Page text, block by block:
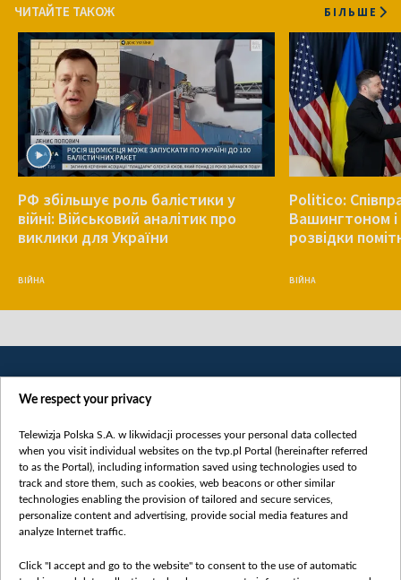
ЧИТАЙТЕ ТАКОЖ БІЛЬШЕ
РФ збільшує роль балістики у
війні: Військовий аналітик про
виклики для України
ВІЙНА
Politico:
Вашингтоном
розвідки
ВІЙНА
Категорії
Новини
Докладно
We respect your privacy
Telewizja Polska S.A. w likwidacji processes your personal data collected
when you visit individual websites on the tvp.pl Portal (hereinafter referred
to as the Portal), including information saved using technologies used to
track and store them, such as cookies, web beacons or other similar
technologies enabling the provision of tailored and secure services,
personalize content and advertising, provide social media features and
analyze Internet traffic.
Click "I accept and go to the website" to consent to the use of automatic